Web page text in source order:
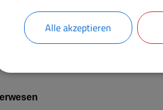
Alle akzeptieren